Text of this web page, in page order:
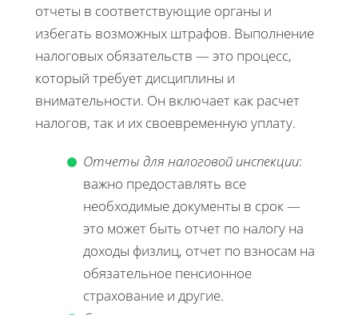
отчеты в соответствующие органы и
избегать возможных штрафов. Выполнение
налоговых обязательств — это процесс,
который требует дисциплины и
внимательности. Он включает как расчет
налогов, так и их своевременную уплату.
Отчеты для налоговой инспекции:
важно предоставлять все
необходимые документы в срок —
это может быть отчет по налогу на
доходы физлиц, отчет по взносам на
обязательное пенсионное
страхование и другие.